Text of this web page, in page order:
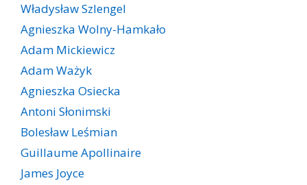
Władysław Szlengel
Agnieszka Wolny-Hamkało
Adam Mickiewicz
Adam Ważyk
Agnieszka Osiecka
Antoni Słonimski
Bolesław Leśmian
Guillaume Apollinaire
James Joyce